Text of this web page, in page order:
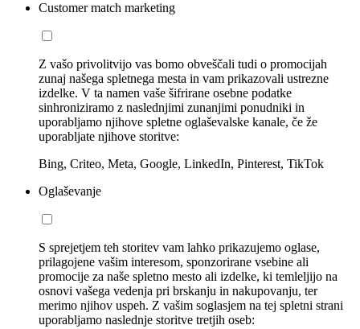
Customer match marketing
Z vašo privolitvijo vas bomo obveščali tudi o promocijah
zunaj našega spletnega mesta in vam prikazovali ustrezne
izdelke. V ta namen vaše šifrirane osebne podatke
sinhroniziramo z naslednjimi zunanjimi ponudniki in
uporabljamo njihove spletne oglaševalske kanale, če že
uporabljate njihove storitve:
Bing, Criteo, Meta, Google, LinkedIn, Pinterest, TikTok
Oglaševanje
S sprejetjem teh storitev vam lahko prikazujemo oglase,
prilagojene vašim interesom, sponzorirane vsebine ali
promocije za naše spletno mesto ali izdelke, ki temleljijo na
osnovi vašega vedenja pri brskanju in nakupovanju, ter
merimo njihov uspeh. Z vašim soglasjem na tej spletni strani
uporabljamo naslednje storitve tretjih oseb: